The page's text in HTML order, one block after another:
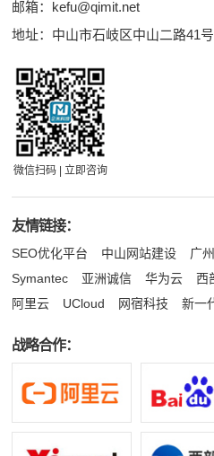
邮箱： kefu@qimit.net
地址：中山市石岐区中山二路41
微信扫码 | 立即咨询
友情链接：
SEO优化平台 中山网站建设 广
Symantec
亚洲诚信 华为云 西
阿里云
UCloud 网宿科技 新一
战略合作：